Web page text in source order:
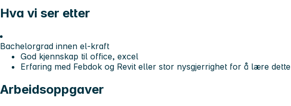
Hva vi ser etter
Bachelorgrad innen el-kraft
God kjennskap til office, excel
Erfaring med Febdok og Revit eller stor nysgjerrighet for å lære dette
Arbeidsoppgaver